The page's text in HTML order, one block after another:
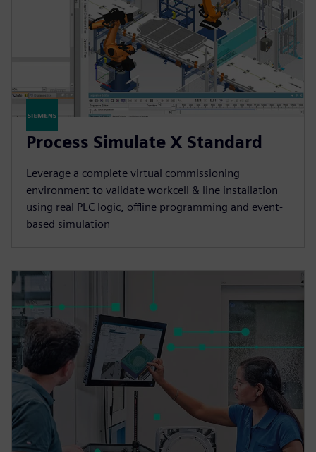
Process Simulate X Standard
Leverage a complete virtual commissioning
environment to validate workcell & line installation
using real PLC logic, offline programming and event-
based simulation